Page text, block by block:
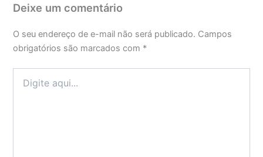
Deixe um comentário
O seu endereço de e-mail não será publicado. Campos
obrigatórios são marcados com *
aqui...